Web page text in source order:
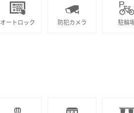
オートロック 防犯カメラ 駐輪